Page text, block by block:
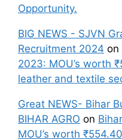
Opportunity.
BIG NEWS - SJVN
Recruitment 2024 on
2023: MOU’s worth
leather and textile
Great NEWS- Bihar
BIHAR AGRO on
MOU’s worth